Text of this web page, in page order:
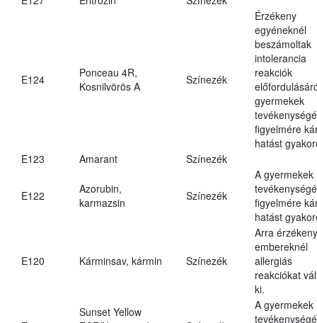
E124
Ponceau 4R,
Kosnilvörös A
Színezék
Érzékeny
egyéneknél
beszámoltak
intolerancia
reakciók
gyermekek
figyelmére
hatást
E123
Amarant Színezék
E122
Azorubin,
karmazsin
Színezék
A gyermekek
figyelmére
hatást
E120 Kárminsav, kármin Színezék
Arra érzékeny
embereknél
allergiás
reakciókat
ki.
Sunset Yellow
A gyermekek